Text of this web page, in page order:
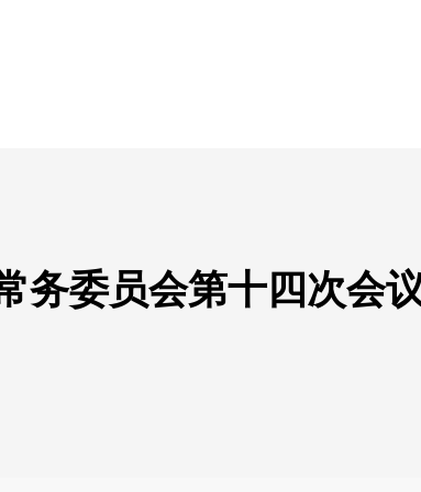
务委员会第十四次会